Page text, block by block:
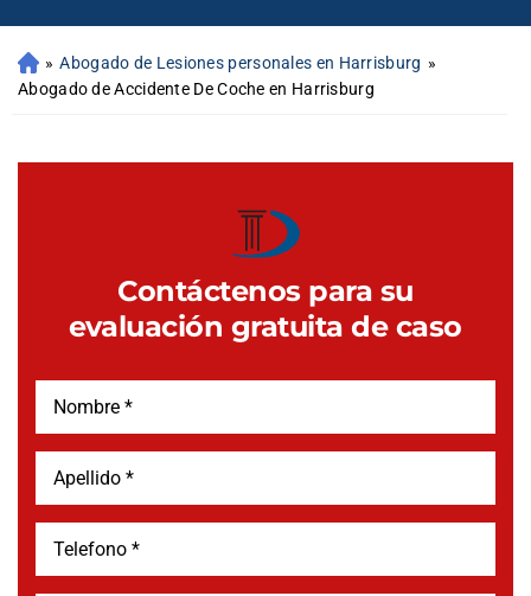
» Abogado de Lesiones personales en Harrisburg »
Abogado de Accidente De Coche en Harrisburg
Contáctenos para su
evaluación gratuita de caso